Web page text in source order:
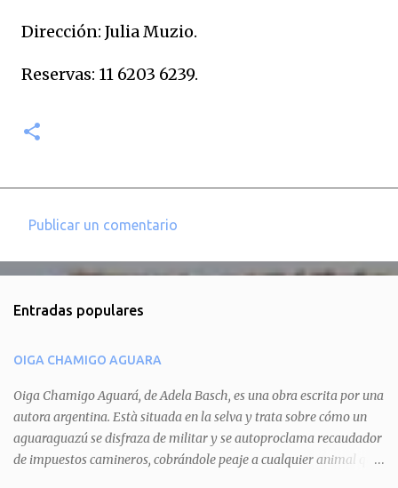
Dirección: Julia Muzio.
Reservas: 11 6203 6239.
e
t
a
r
i
o
Publicar un comentario
Entradas populares
OIGA CHAMIGO AGUARA
Oiga Chamigo Aguará, de Adela Basch, es una obra escrita por una
autora argentina. Està situada en la selva y trata sobre cómo un
aguaraguazú se disfraza de militar y se autoproclama recaudador
de impuestos camineros, cobrándole peaje a cualquier animal que